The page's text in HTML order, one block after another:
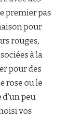
premier pas
pour
rouges,
à la
pour des
rose ou le
peu
vos